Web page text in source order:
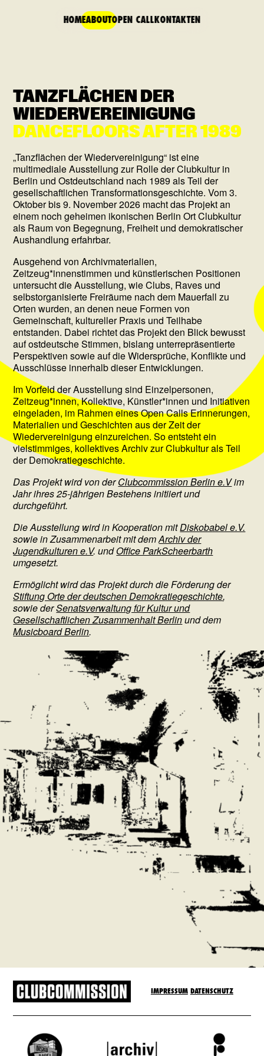
HOMEABOUTOPEN CALLKONTAKTEN
TANZFLÄCHEN DER
WIEDERVEREINIGUNG
DANCEFLOORS AFTER 1989
„Tanzflächen der Wiedervereinigung“ ist eine
multimediale Ausstellung zur Rolle der Clubkultur in
Berlin und Ostdeutschland nach 1989 als Teil der
gesellschaftlichen Transformationsgeschichte. Vom 3.
Oktober bis 9. November 2026 macht das Projekt an
einem noch geheimen ikonischen Berlin Ort Clubkultur
als Raum von Begegnung, Freiheit und demokratischer
Aushandlung erfahrbar.
Ausgehend von Archivmaterialien,
Zeitzeug*innenstimmen und künstlerischen Positionen
untersucht die Ausstellung, wie Clubs, Raves und
selbstorganisierte Freiräume nach dem Mauerfall zu
Orten wurden, an denen neue Formen von
Gemeinschaft, kultureller Praxis und Teilhabe
entstanden. Dabei richtet das Projekt den Blick bewusst
auf ostdeutsche Stimmen, bislang unterrepräsentierte
Perspektiven sowie auf die Widersprüche, Konflikte und
Ausschlüsse innerhalb dieser Entwicklungen.
Im Vorfeld der Ausstellung sind Einzelpersonen,
Zeitzeug*innen, Kollektive, Künstler*innen und Initiativen
eingeladen, im Rahmen eines Open Calls Erinnerungen,
Materialien und Geschichten aus der Zeit der
Wiedervereinigung einzureichen. So entsteht ein
vielstimmiges, kollektives Archiv zur Clubkultur als Teil
der Demokratiegeschichte.
Das Projekt wird von derClubcommission Berlin e.Vim
Jahr ihres 25-jährigen Bestehens initiiert und
durchgeführt.
Die Ausstellung wird in Kooperation mitDiskobabel e.V.
sowie in Zusammenarbeit mit demArchiv der
Jugendkulturen e.V. undOffice ParkScheerbarth
umgesetzt.
Ermöglicht wird das Projekt durch die Förderung der
Stiftung Orte der deutschen Demokratiegeschichte,
sowie derSenatsverwaltung für Kultur und
Gesellschaftlichen Zusammenhalt Berlinund dem
Musicboard Berlin.
IMPRESSUM DATENSCHUTZ